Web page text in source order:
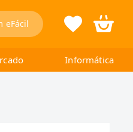
eFácil
Informática